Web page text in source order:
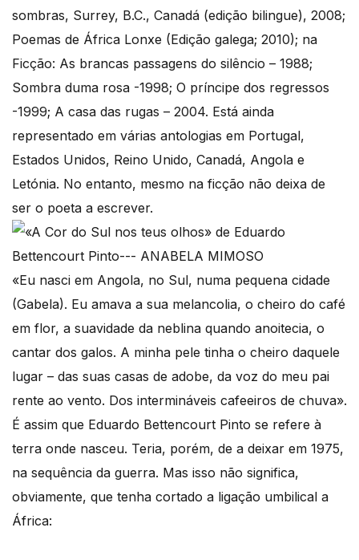
sombras, Surrey, B.C., Canadá (edição bilingue), 2008;
Poemas de África Lonxe (Edição galega; 2010); na
Ficção: As brancas passagens do silêncio – 1988;
Sombra duma rosa -1998; O príncipe dos regressos
-1999; A casa das rugas – 2004. Está ainda
representado em várias antologias em Portugal,
Estados Unidos, Reino Unido, Canadá, Angola e
Letónia. No entanto, mesmo na ficção não deixa de
ser o poeta a escrever.
«Eu nasci em Angola, no Sul, numa pequena cidade
(Gabela). Eu amava a sua melancolia, o cheiro do café
em flor, a suavidade da neblina quando anoitecia, o
cantar dos galos. A minha pele tinha o cheiro daquele
lugar – das suas casas de adobe, da voz do meu pai
rente ao vento. Dos intermináveis cafeeiros de chuva».
É assim que Eduardo Bettencourt Pinto se refere à
terra onde nasceu. Teria, porém, de a deixar em 1975,
na sequência da guerra. Mas isso não significa,
obviamente, que tenha cortado a ligação umbilical a
África: